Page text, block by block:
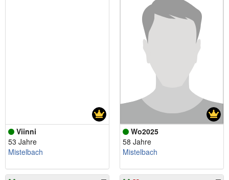
Viinni
53 Jahre
Mistelbach
Wo2025
58 Jahre
Mistelbach